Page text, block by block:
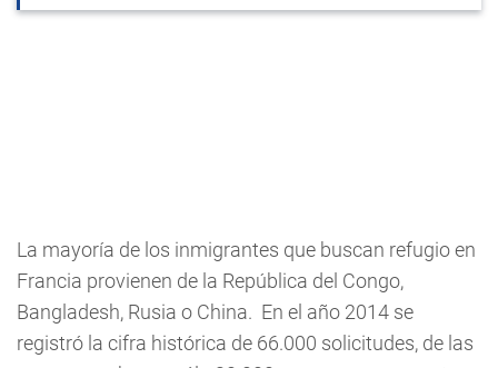
La mayoría de los inmigrantes que buscan refugio en
Francia provienen de la República del Congo,
Bangladesh, Rusia o China. En el año 2014 se
registró la cifra histórica de 66.000 solicitudes, de las